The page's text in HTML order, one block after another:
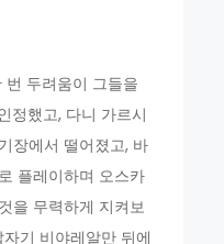
두려움이 그들을
정했고, 다니 가르시
장에서 떨어졌고, 바
플레이하며 오스카
을 무력하게 지켜보
기 비야레알만 뒤에